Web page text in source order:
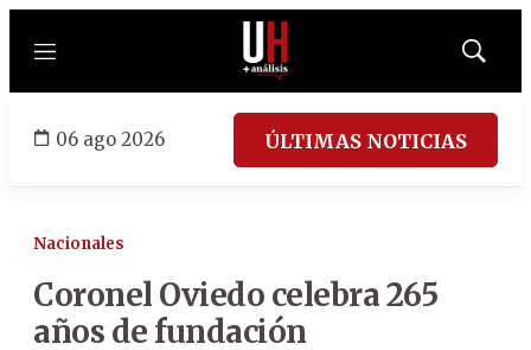
Menú
Mostrar
06 ago 2026 ÚLTIMAS NOTICIAS
Nacionales
Coronel Oviedo celebra 265
años de fundación